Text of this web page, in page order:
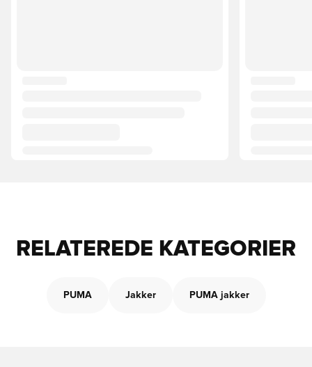
RELATEREDE KATEGORIER
PUMA Jakker PUMA jakker